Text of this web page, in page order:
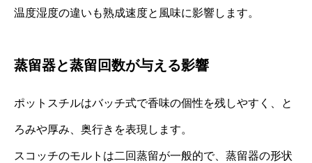
温度湿度の違いも熟成速度と風味に影響します。
蒸留器と蒸留回数が与える影響
ポットスチルはバッチ式で香味の個性を残しやすく、と
ろみや厚み、奥行きを表現します。
スコッチのモルトは二回蒸留が一般的で、蒸留器の形状